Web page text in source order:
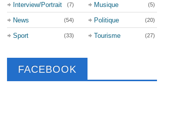
Interview/Portrait (7) Musique (5)
News (54) Politique (20)
Sport (33) Tourisme (27)
FACEBOOK